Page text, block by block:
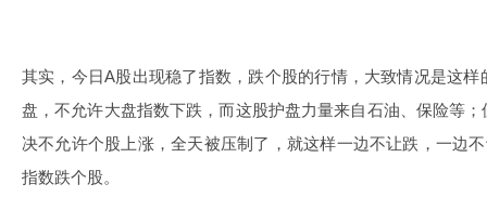
其实，今日A股出现稳了指数，跌个股的行情，大致情况是这
盘，不允许大盘指数下跌，而这股护盘力量来自石油、保险等
决不允许个股上涨，全天被压制了，就这样一边不让跌，一边
指数跌个股。